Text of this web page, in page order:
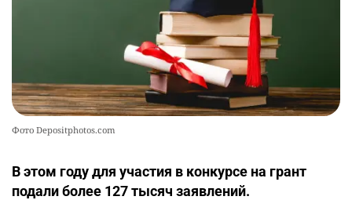
Фото Depositphotos.com
В этом году для участия в конкурсе на грант
подали более 127 тысяч заявлений.